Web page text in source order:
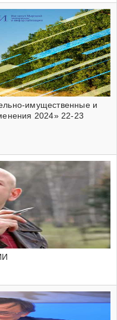
имущественные и
2024» 22-23